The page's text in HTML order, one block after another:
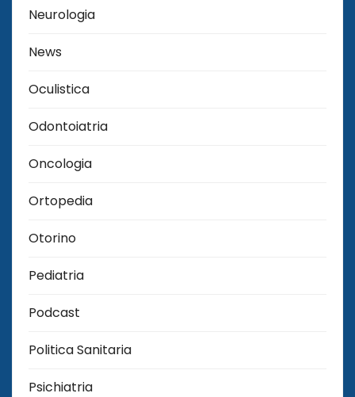
Neurologia
News
Oculistica
Odontoiatria
Oncologia
Ortopedia
Otorino
Pediatria
Podcast
Politica Sanitaria
Psichiatria